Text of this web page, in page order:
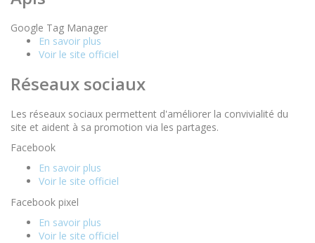
Google Tag Manager
En savoir plus
Voir le site officiel
Réseaux sociaux
Les réseaux sociaux permettent d'améliorer la convivialité du
site et aident à sa promotion via les partages.
Facebook
En savoir plus
Voir le site officiel
Facebook pixel
En savoir plus
Voir le site officiel